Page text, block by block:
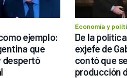
ejemplo:
que
despertó
Economía y
De la
exjefe de
contó que
producción